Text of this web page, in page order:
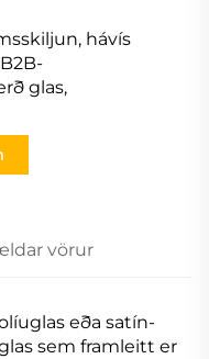
hávís
glas,
vörur
eða satín-
sem framleitt er